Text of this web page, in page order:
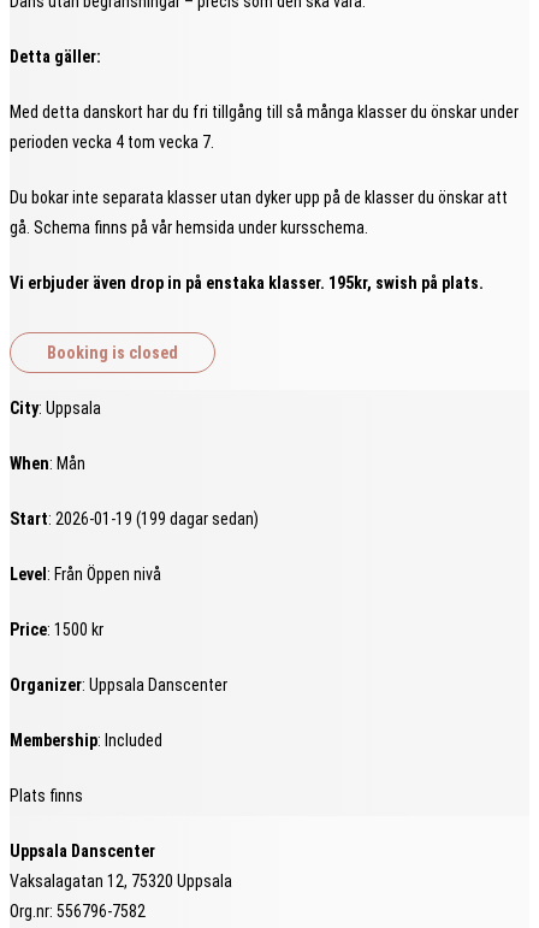
Detta gäller:
Med detta danskort har du fri tillgång till så många klasser du önskar under
perioden vecka 4 tom vecka 7.
Du bokar inte separata klasser utan dyker upp på de klasser du önskar att
gå. Schema finns på vår hemsida under kursschema.
Vi erbjuder även drop in på enstaka klasser. 195kr, swish på plats.
City: Uppsala
When: Mån
Start: 2026-01-19 (199 dagar sedan)
Level : Från Öppen nivå
Price: 1500 kr
Organizer: Uppsala Danscenter
Membership: Included
Plats finns
Uppsala Danscenter
Vaksalagatan 12, 75320 Uppsala
Org.nr: 556796-7582